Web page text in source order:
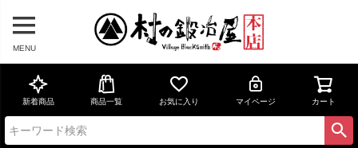
MENU
新着商品 商品一覧 お気に入り マイページ カート